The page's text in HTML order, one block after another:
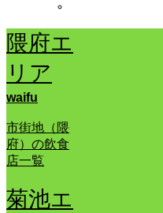
隈府エ
リア
waifu
市街地（隈
府）の飲食
店一覧
菊池エ